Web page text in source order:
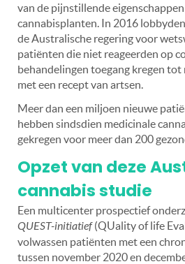
van de pijnstillende
cannabisplanten. In 2016
de Australische regering voor
patiënten die niet reageerden op
behandelingen toegang kregen tot
met een recept van artsen.
Meer dan een miljoen nieuwe
hebben sindsdien medicinale
gekregen voor meer dan 200
Opzet van deze
cannabis studie
Een multicenter prospectief
QUEST-initiatief(QUality of life
volwassen patiënten met een
tussen november 2020 en